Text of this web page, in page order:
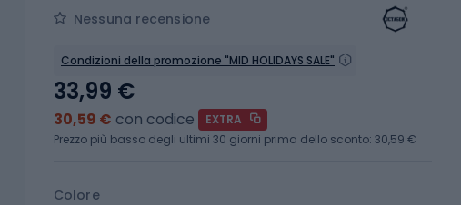
Nessuna recensione
Condizioni della promozione "MID HOLIDAYS SALE"
Colore
33,99 €
30,59 € con codice
EXTRA
Prezzo più basso degli ultimi 30 giorni prima dello sconto: 30,59 €